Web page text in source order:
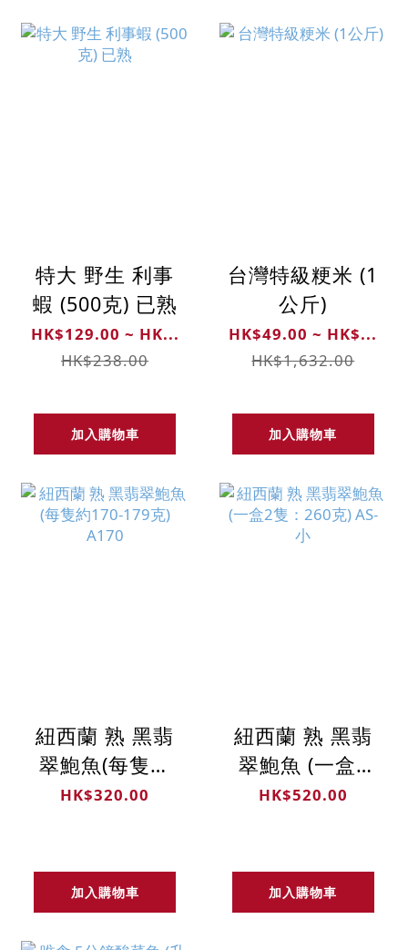
特大 野生 利事
蝦 (500克) 已熟
HK$129.00 ~ HK...
HK$238.00
加入購物車
台灣特級粳米 (1
公斤)
HK$49.00 ~ HK$...
HK$1,632.00
加入購物車
紐西蘭 熟 黑翡
翠鮑魚(每隻約
170-179克)
HK$320.00
加入購物車
紐西蘭 熟 黑翡
翠鮑魚 (一盒2
隻：260克) AS-
HK$520.00
加入購物車